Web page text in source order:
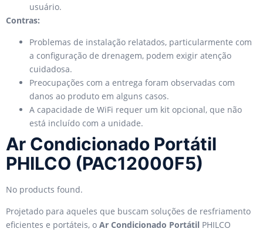
usuário.
Contras:
Problemas de instalação relatados, particularmente com
a configuração de drenagem, podem exigir atenção
cuidadosa.
Preocupações com a entrega foram observadas com
danos ao produto em alguns casos.
A capacidade de WiFi requer um kit opcional, que não
está incluído com a unidade.
Ar Condicionado Portátil
PHILCO (PAC12000F5)
No products found.
Projetado para aqueles que buscam soluções de resfriamento
eficientes e portáteis, o Ar Condicionado Portátil PHILCO